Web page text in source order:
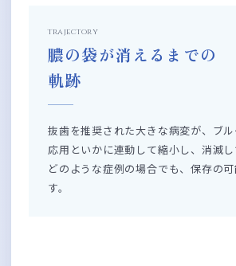
trajectory
膿の袋が消えるまでの
軌跡
抜歯を推奨された大きな病変が、ブ
応用といかに連動して縮小し、消滅し
どのような症例の場合でも、保存の
す。